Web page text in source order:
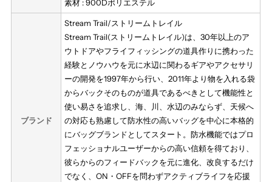
素材 : 900Dポリエステル
ブランド
Stream Trail/ストリームトレイル
Stream Trail(ストリームトレイル)は、30年以上のア
ウトドアやフライフィッシングの道具作りに携わった
経験とノウハウを元に水辺に関わるギアやアクセサリ
ーの開発を1997年から行い、2011年より物を入れる袋
からバックそのものが道具であるべきとして機能性と
使い易さを追求し、海、川、水辺のみならず、天候へ
の対応も熟慮して防水性の高いバッグを中心に本格的
にバッグブランドとしてスタート。防水機能ではプロ
フェッショナルユーザーからの高い信頼を得ており、
彼らからのフィードバックを元に進化、改良するだけ
でなく、ON・OFFを問わずアクティブライフを応援